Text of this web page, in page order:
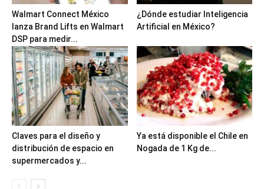
Walmart Connect México
lanza Brand Lifts en Walmart
DSP para medir...
¿Dónde estudiar Inteligencia
Artificial en México?
Claves para el diseño y
distribución de espacio en
supermercados y...
Ya está disponible el Chile en
Nogada de 1 Kg de...